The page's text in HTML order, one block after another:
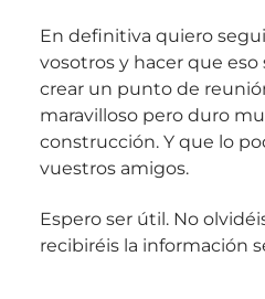
En definitiva quiero
vosotros y hacer que eso
crear un punto de
maravilloso pero duro
construcción. Y que lo
vuestros amigos.
Espero ser útil. No
recibiréis la información